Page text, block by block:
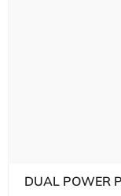
DUAL POWER